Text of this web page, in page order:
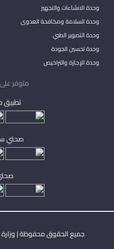
وحدة الانشاءات والتجهيز
وحدة السلامة ومكافحة العدوى
وحدة التصوير الطبي
وحدة تحسين الجودة
وحدة الإجازة والتراخيص
متوفر على
تطبيق
صحتي
جميع الحقوق محفوظة | وزارة